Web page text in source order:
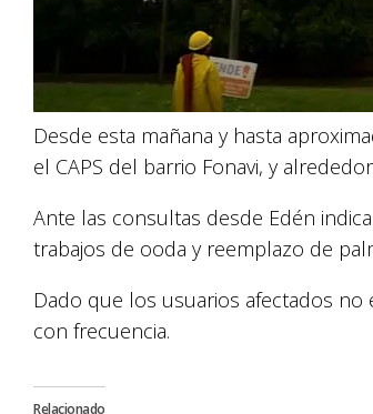
Desde esta mañana y hasta
el CAPS del barrio Fonavi, y
Ante las consultas desde Edén
trabajos de ooda y reemplazo de
Dado que los usuarios afectados
con frecuencia.
Relacionado